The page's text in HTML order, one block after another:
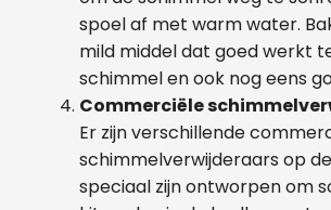
spoel af met warm water.
mild middel dat goed werkt
schimmel en ook nog eens
Commerciële
Er zijn verschillende
schimmelverwijderaars op
speciaal zijn ontworpen om